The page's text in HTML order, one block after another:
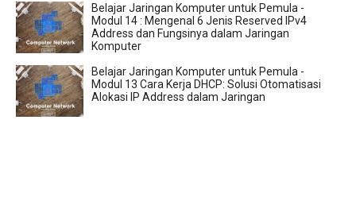
Belajar Jaringan Komputer untuk Pemula -
Modul 14 : Mengenal 6 Jenis Reserved IPv4
Address dan Fungsinya dalam Jaringan
Komputer
Belajar Jaringan Komputer untuk Pemula -
Modul 13 Cara Kerja DHCP: Solusi Otomatisasi
Alokasi IP Address dalam Jaringan